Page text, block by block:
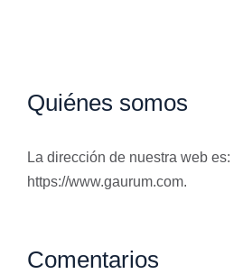
Quiénes somos
La dirección de nuestra web es:
https://www.gaurum.com.
Comentarios